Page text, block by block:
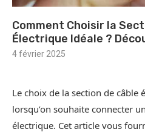
Comment Choisir la
Électrique Idéale ?
4 février 2025
Le choix de la section de câble
lorsqu’on souhaite connecter
électrique. Cet article vous